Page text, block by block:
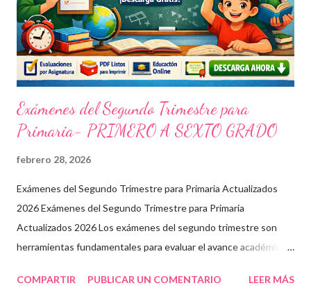
Exámenes del Segundo Trimestre para
Primaria- PRIMERO A SEXTO GRADO
febrero 28, 2026
Exámenes del Segundo Trimestre para Primaria Actualizados
2026 Exámenes del Segundo Trimestre para Primaria
Actualizados 2026 Los exámenes del segundo trimestre son
herramientas fundamentales para evaluar el avance académico
descargable en PDF, diseñado para docentes que buscan
COMPARTIR PUBLICAR UN COMENTARIO LEER MÁS